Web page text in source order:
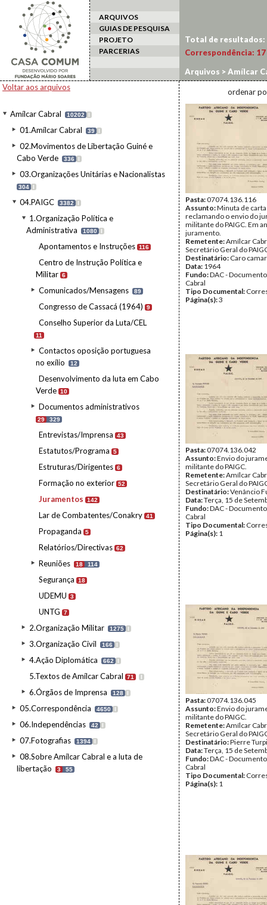
ARQUIVOS
GUIAS DE PESQUISA
PROJETO
PARCERIAS
Voltar aos arquivos
Amílcar Cabral 10202 I
01.Amílcar Cabral 39 I
02.Movimentos de Libertação Guiné e
Cabo Verde
336 I
03.Organizações Unitárias e Nacionalistas
304 I
04.PAIGC 3382 I
1.Organização Política e
Administrativa
1080 I
Apontamentos e Instruções 116
Centro de Instrução Política e
Militar 6
Comunicados/Mensagens 89
Congresso de Cassacá (1964) 9
Conselho Superior da Luta/CEL
11
Contactos oposição portuguesa
no exílio
12
Desenvolvimento da luta em Cabo
Verde 10
Documentos administrativos
29 329
Entrevistas/Imprensa 43
Estatutos/Programa 5
Estruturas/Dirigentes 6
Formação no exterior 52
Juramentos 142
Lar de Combatentes/Conakry 41
Propaganda 5
Relatórios/Directivas 62
Reuniões 18 114
Segurança 18
UDEMU 3
UNTG 7
2.Organização Militar 1275 I
3.Organização Civil 166 I
4.Ação Diplomática 662 I
5.Textos de Amílcar Cabral 71 I
6.Órgãos de Imprensa 128 I
05.Correspondência 4650 I
06.Independências 42 I
07.Fotografias 1394 I
08.Sobre Amílcar Cabral e a luta de
libertação
3 55
Total de resultados:
Correspondência: 17
Arquivos >Amílcar
ordenar
Pasta:07074.136.116
Assunto:Minuta de carta
reclamando o envio do
militante do PAIGC. Em
juramento.
Remetente:Amílcar
Secretário Geral do
Destinatário: Caro
Data: 1964
Fundo:DAC -
Cabral
Tipo Documental:
Página(s):3
Pasta:07074.136.042
Assunto:Envio do
militante do PAIGC.
Remetente:Amílcar
Secretário Geral do
Destinatário:Venâncio
Data:Terça, 15 de
Fundo:DAC -
Cabral
Tipo Documental:
Página(s): 1
Pasta:07074.136.045
Assunto:Envio do
militante do PAIGC.
Remetente:Amílcar
Secretário Geral do
Destinatário:Pierre
Data:Terça, 15 de
Fundo:DAC -
Cabral
Tipo Documental:
Página(s): 1